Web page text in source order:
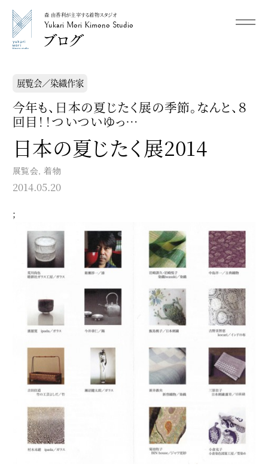
Yukari Mori Kimono Studio
森 由香利が主宰する着物スタジオ
Yukari Mori Kimono Studio メニュー
展覧会／染織作家
今年も、日本の夏じたく展の季節。なんと、８
回目！！ついついゆっ…
日本の夏じたく展2014
展覧会 ,着物
2014.05.20
;